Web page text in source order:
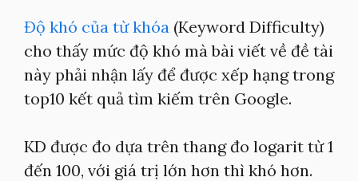
Độ khó của từ khóa (Keyword Difficulty)
cho thấy mức độ khó mà bài viết về đề tài
này phải nhận lấy để được xếp hạng trong
top10 kết quả tìm kiếm trên Google.
KD được đo dựa trên thang đo logarit từ 1
đến 100, với giá trị lớn hơn thì khó hơn.